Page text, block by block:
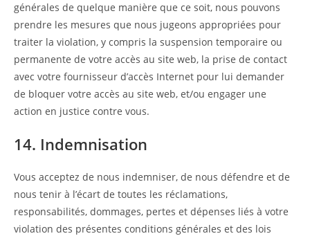
générales de quelque manière que ce soit, nous pouvons
prendre les mesures que nous jugeons appropriées pour
traiter la violation, y compris la suspension temporaire ou
permanente de votre accès au site web, la prise de contact
avec votre fournisseur d’accès Internet pour lui demander
de bloquer votre accès au site web, et/ou engager une
action en justice contre vous.
14. Indemnisation
Vous acceptez de nous indemniser, de nous défendre et de
nous tenir à l’écart de toutes les réclamations,
responsabilités, dommages, pertes et dépenses liés à votre
violation des présentes conditions générales et des lois